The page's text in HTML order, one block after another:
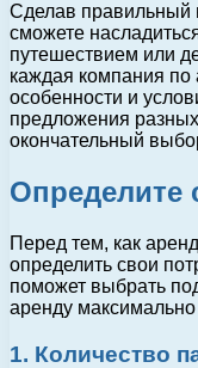
Сделав правильный
сможете
путешествием или
каждая компания по
особенности и
предложения
окончательный
Определите
Перед тем, как
определить свои
поможет выбрать
аренду
1. Количество